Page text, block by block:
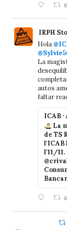
8
IRPH
Hola
La
autos
faltar
ICAB
La
de TS
l'ICAB
l'11/
8